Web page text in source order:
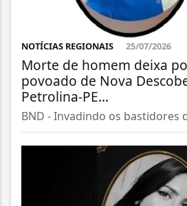
NOTÍCIAS REGIONAIS 25/07/2026
Morte de homem deixa
povoado de Nova
Petrolina-PE...
BND - Invadindo os bastidores